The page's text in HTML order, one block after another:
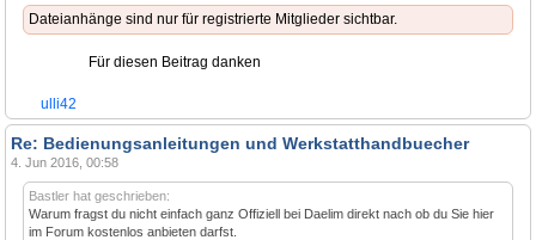
Dateianhänge sind nur für registrierte Mitglieder sichtbar.
Für diesen Beitrag danken
ulli42
Re: Bedienungsanleitungen und Werkstatthandbuecher
4. Jun 2016, 00:58
Bastler hat geschrieben:
Warum fragst du nicht einfach ganz Offiziell bei Daelim direkt nach ob du Sie hier
im Forum kostenlos anbieten darfst.